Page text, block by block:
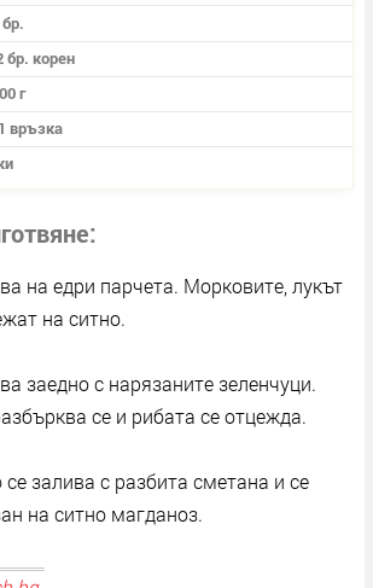
бр. корен
г
връзка
на едри парчета. Морковите, лукът
на ситно.
заедно с нарязаните зеленчуци.
се и рибата се отцежда.
се залива с разбита сметана и се
на ситно магданоз.